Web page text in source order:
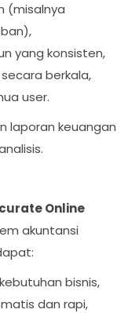
(misalnya
yang konsisten,
secara berkala,
user.
laporan keuangan
Online
akuntansi
bisnis,
dan rapi,